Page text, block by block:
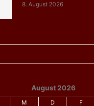
8. August 2026
August 2026
M D F